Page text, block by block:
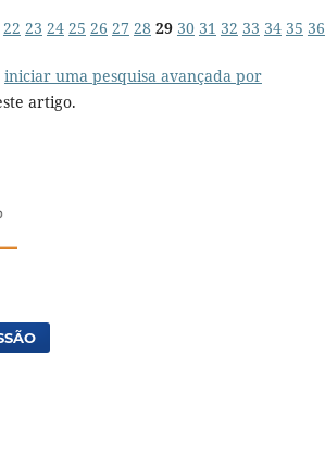
22 23 24 25 26 27 28 29 30 31 32 33 34 35 36
iniciar uma pesquisa avançada por
artigo.